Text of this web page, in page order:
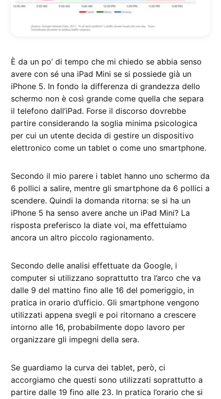
È da un po’ di tempo che mi chiedo se abbia senso
avere con sé una iPad Mini se si possiede già un
iPhone 5. In fondo la differenza di grandezza dello
schermo non è così grande come quella che separa
il telefono dall’iPad. Forse il discorso dovrebbe
partire considerando la soglia minima psicologica
per cui un utente decida di gestire un dispositivo
elettronico come un tablet o come uno smartphone.
Secondo il mio parere i tablet hanno uno schermo da
6 pollici a salire, mentre gli smartphone da 6 pollici a
scendere. Quindi la domanda ritorna: se si ha un
iPhone 5 ha senso avere anche un iPad Mini? La
risposta preferisco la diate voi, ma effettuiamo
ancora un altro piccolo ragionamento.
Secondo delle analisi effettuate da Google, i
computer si utilizzano soprattutto tra l’arco che va
dalle 9 del mattino fino alle 16 del pomeriggio, in
pratica in orario d’ufficio. Gli smartphone vengono
utilizzati appena svegli e poi ritornano a crescere
intorno alle 16, probabilmente dopo lavoro per
organizzare gli impegni della sera.
Se guardiamo la curva dei tablet, però, ci
accorgiamo che questi sono utilizzati soprattutto a
partire dalle 19 fino alle 23. In pratica l’orario che si